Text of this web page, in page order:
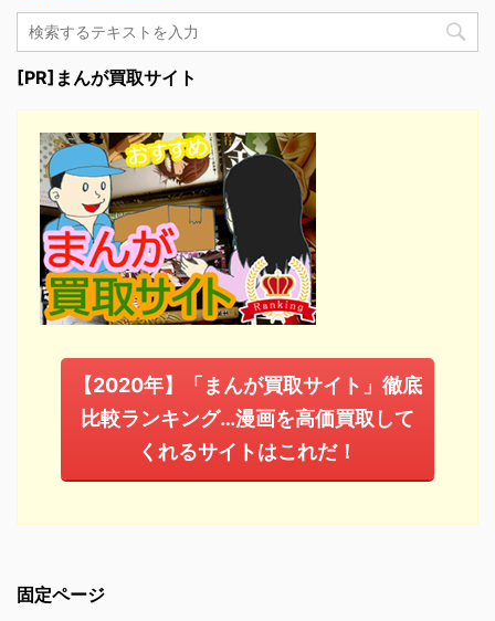
[PR]まんが買取サイト
【2020年】「まんが買取サイト」徹底
比較ランキング…漫画を高価買取して
くれるサイトはこれだ！
固定ページ